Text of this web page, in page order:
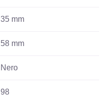
35 mm
58 mm
Nero
98